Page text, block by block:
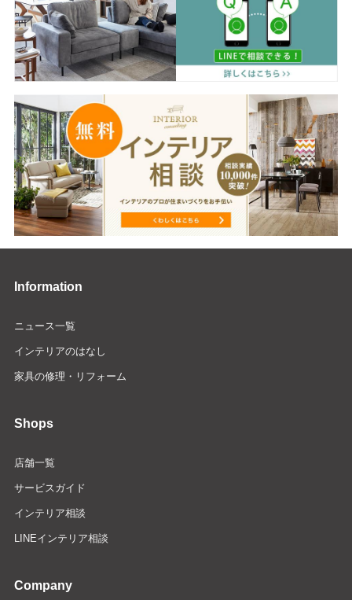
Information
ニュース一覧
インテリアのはなし
家具の修理・リフォーム
Shops
店舗一覧
サービスガイド
インテリア相談
LINEインテリア相談
Company